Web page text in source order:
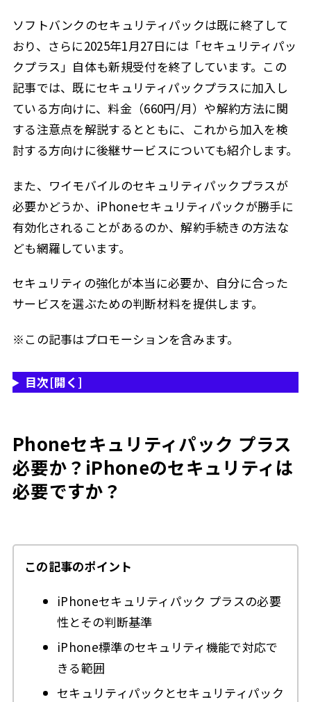
ソフトバンクのセキュリティパックは既に終了して
おり、さらに2025年1月27日には「セキュリティパッ
クプラス」自体も新規受付を終了しています。この
記事では、既にセキュリティパックプラスに加入し
ている方向けに、料金（660円/月）や解約方法に関
する注意点を解説するとともに、これから加入を検
討する方向けに後継サービスについても紹介します。
また、ワイモバイルのセキュリティパックプラスが
必要かどうか、iPhoneセキュリティパックが勝手に
有効化されることがあるのか、解約手続きの方法な
ども網羅しています。
セキュリティの強化が本当に必要か、自分に合った
サービスを選ぶための判断材料を提供します。
※この記事はプロモーションを含みます。
目次[開く]
Phoneセキュリティパック プラス
必要か？iPhoneのセキュリティは
必要ですか？
この記事のポイント
iPhoneセキュリティパック プラスの必要
性とその判断基準
iPhone標準のセキュリティ機能で対応で
きる範囲
セキュリティパックとセキュリティパック